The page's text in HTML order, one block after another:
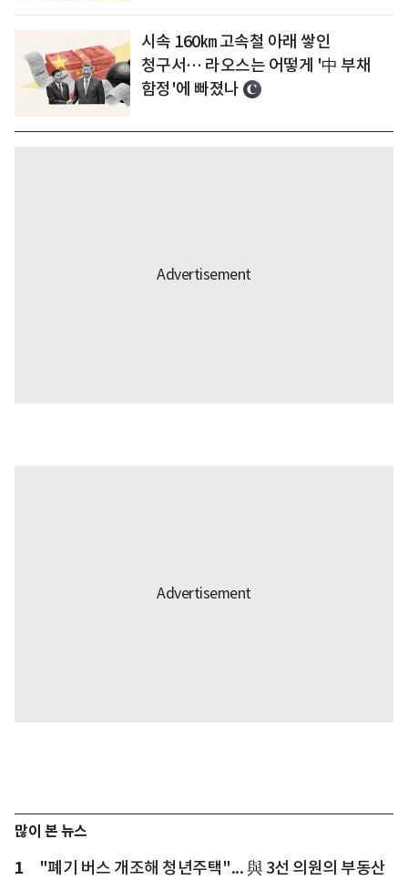
시속 160㎞ 고속철 아래 쌓인
청구서… 라오스는 어떻게 '中 부채
함정'에 빠졌나
많이 본 뉴스
1
"폐기 버스 개조해 청년주택"... 與 3선 의원의 부동산